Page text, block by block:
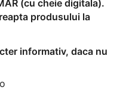
(cu cheie digitala).
produsului la
informativ, daca nu